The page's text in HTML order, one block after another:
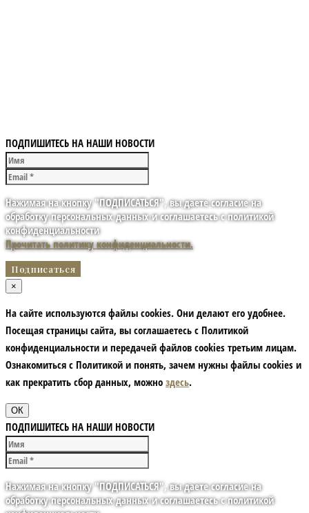
ПОДПИШИТЕСЬ НА НАШИ НОВОСТИ
Нажимая на кнопку "ПОДПИСАТЬСЯ", вы даете согласие на
обработку персональных данных и соглашаетесь с политикой
конфиденциальности
Прочитать политику конфиденциальности.
×
На сайте используются файлы cookies. Они делают его удобнее.
Посещая страницы сайта, вы соглашаетесь с Политикой
конфиденциальности и передачей файлов cookies третьим лицам.
Ознакомиться с Политикой и понять, зачем нужны файлы сookies и
как прекратить сбор данных, можно здесь.
ОК
ПОДПИШИТЕСЬ НА НАШИ НОВОСТИ
Нажимая на кнопку "ПОДПИСАТЬСЯ", вы даете согласие на
обработку персональных данных и соглашаетесь с политикой